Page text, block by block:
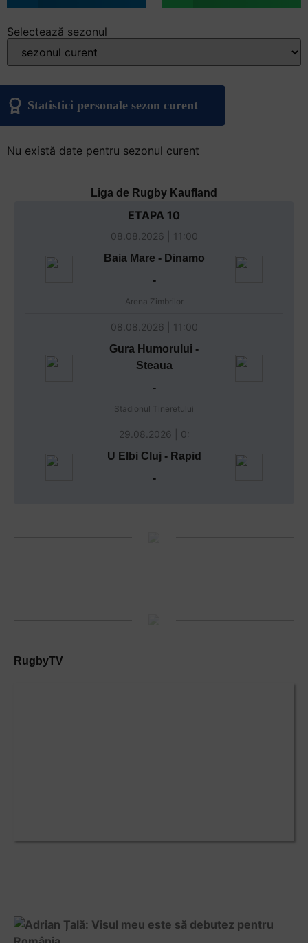
Selectează sezonul
Statistici personale sezon curent
Nu există date pentru sezonul curent
Liga de Rugby Kaufland
ETAPA 10
08.08.2026 | 11:00
Baia Mare - Dinamo
-
Arena Zimbrilor
08.08.2026 | 11:00
Gura Humorului -
Steaua
-
Stadionul Tineretului
29.08.2026 | 0:
U Elbi Cluj - Rapid
-
RugbyTV